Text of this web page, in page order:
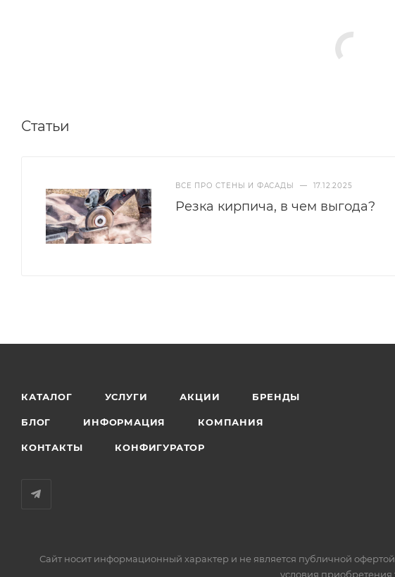
Статьи
ВСЕ ПРО СТЕНЫ И ФАСАДЫ — 17.12.2025
Резка кирпича, в чем выгода?
КАТАЛОГ УСЛУГИ АКЦИИ БРЕНДЫ
БЛОГ ИНФОРМАЦИЯ КОМПАНИЯ
КОНТАКТЫ КОНФИГУРАТОР
Сайт носит информационный характер и не является публичной
условия приобретения